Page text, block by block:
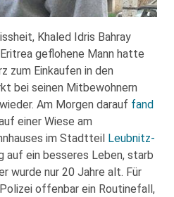
Khaled Idris Bahray
geflohene Mann hatte
zum Einkaufen in den
bei seinen Mitbewohnern
Am Morgen darauf fand
einer Wiese am
im Stadtteil Leubnitz-
auf ein besseres Leben, starb
wurde nur 20 Jahre alt. Für
offenbar ein Routinefall,